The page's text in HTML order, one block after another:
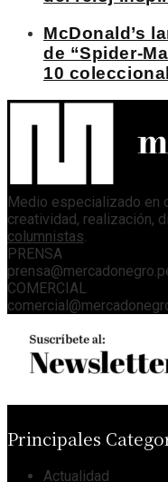
McDonald’s
de “Spider-
10
Medio especializado en
creatividad, realización,
columnistas.
PRENSA
COMERCIAL
Principales
Actualidad